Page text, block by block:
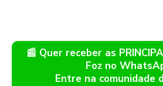
📰 Quer receber as
Foz no
Entre na comunidade